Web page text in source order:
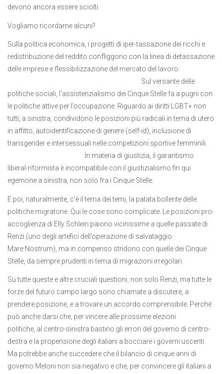
devono ancora essere sciolti.
Vogliamo ricordarne alcuni?
Sulla politica economica, i progetti di iper-tassazione dei ricchi e
redistribuzione del reddito confliggono con la linea di detassazione
delle imprese e flessibilizzazione del mercato del lavoro.
Sul versante delle
politiche sociali, l’assistenzialismo dei Cinque Stelle fa a pugni con
le politiche attive per l’occupazione. Riguardo ai diritti LGBT+ non
tutti, a sinistra, condividono le posizioni più radicali in tema di utero
in affitto, autoidentificazione di genere (self-id), inclusione di
transgender e intersessuali nelle competizioni sportive femminili.
In materia di giustizia, il garantismo
liberal-riformista è incompatibile con il giustizialismo fin qui
egemone a sinistra, non solo fra i Cinque Stelle.
E poi, naturalmente, c’è il tema dei temi, la patata bollente delle
politiche migratorie. Qui le cose sono complicate. Le posizioni pro-
accoglienza di Elly Schlein paiono vicinissime a quelle passate di
Renzi (uno degli artefici dell’operazione di salvataggio
Mare Nostrum), ma in compenso stridono con quelle dei Cinque
Stelle, da sempre prudenti in tema di migrazioni irregolari.
Su tutte queste e altre cruciali questioni, non solo Renzi, ma tutte le
forze del futuro campo largo sono chiamate a discutere, a
prendere posizione, e a trovare un accordo comprensibile. Perché
può anche darsi che, per vincere alle prossime elezioni
politiche, al centro-sinistra bastino gli errori del governo di centro-
destra e la propensione degli italiani a bocciare i governi uscenti.
Ma potrebbe anche succedere che il bilancio di cinque anni di
governo Meloni non sia negativo e che, per convincere gli italiani a